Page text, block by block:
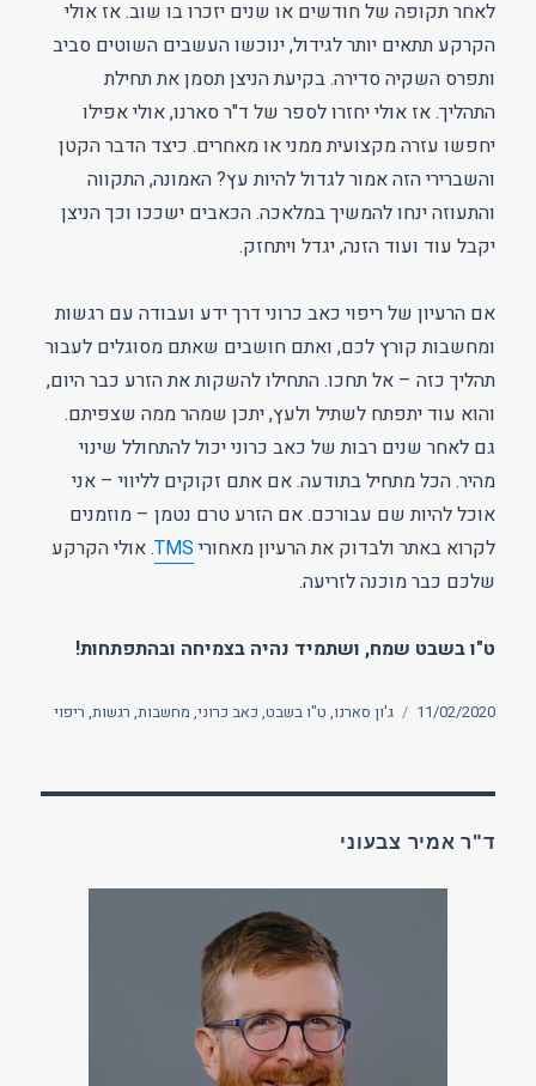
לאחר תקופה של חודשים או שנים יזכרו בו שוב. אז אולי
הקרקע תתאים יותר לגידול, ינוכשו העשבים השוטים סביב
ותפרס השקיה סדירה. בקיעת הניצן תסמן את תחילת
התהליך. אז אולי יחזרו לספר של ד"ר סארנו, אולי אפילו
יחפשו עזרה מקצועית ממני או מאחרים. כיצד הדבר הקטן
והשברירי הזה אמור לגדול להיות עץ? האמונה, התקווה
והתעוזה ינחו להמשיך במלאכה. הכאבים ישככו וכך הניצן
יקבל עוד ועוד הזנה, יגדל ויתחזק.
אם הרעיון של ריפוי כאב כרוני דרך ידע ועבודה עם רגשות
ומחשבות קורץ לכם, ואתם חושבים שאתם מסוגלים לעבור
תהליך כזה – אל תחכו. התחילו להשקות את הזרע כבר היום,
והוא עוד יתפתח לשתיל ולעץ, יתכן שמהר ממה שצפיתם.
גם לאחר שנים רבות של כאב כרוני יכול להתחולל שינוי
מהיר. הכל מתחיל בתודעה. אם אתם זקוקים לליווי – אני
אוכל להיות שם עבורכם. אם הזרע טרם נטמן – מוזמנים
לקרוא באתר ולבדוק את הרעיון מאחורי TMS. אולי הקרקע
שלכם כבר מוכנה לזריעה.
ט"ו בשבט שמח, ושתמיד נהיה בצמיחה ובהתפתחות!
פורסם
11/02/2020 תגיות
ג'ון סארנו, ט"ו בשבט, כאב כרוני, מחשבות, רגשות, ריפוי
ד"ר אמיר צבעוני